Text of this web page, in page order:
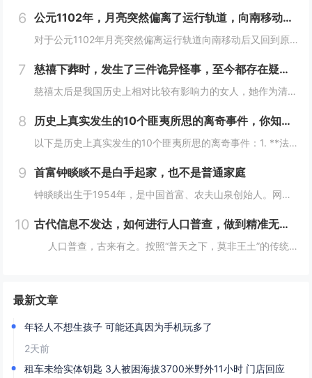
6 公元1102年，月亮突然偏离了运行轨道，向南移动，不久后又回到了原位这么离奇的事件你怎么看
对于公元1102年月亮突然偏离运行轨道向南移动后又回到原位这一事件，我们可以从科学和历史文化两个角度来分析：- **科学角度**：- **观测误差可能性**：古代的天文观测技术相对落后，缺乏高精度的观测仪器和科学的观测方法。人们对天体的观测...
7 慈禧下葬时，发生了三件诡异怪事，至今都存在疑虑！
慈禧太后是我国历史上相对比较有影响力的女人，她作为清朝末期的真正掌权者不仅用自己的实力证明了女人统治男人是很正常的事情而且还做了很多男人都想不到的决定。其实慈禧太后是我国历史上一个比较有争议的女人，也是一个影响历史的女人。慈禧太后作为清朝末...
8 历史上真实发生的10个匪夷所思的离奇事件，你知道几个？
以下是历史上真实发生的10个匪夷所思的离奇事件：1. **法国女子学校火灾事件**：2002年，沙特阿拉伯麦加的一所女子学校发生火灾，女学生们逃离时，在校门口巡逻的“宗教警察”竟以她们没有佩戴面纱、没穿伊斯兰传统服装为由阻止学生离开着火的教...
9 首富钟睒睒不是白手起家，也不是普通家庭
钟睒睒出生于1954年，是中国首富、农夫山泉创始人。网上都说钟睒睒是白手起家、普通家庭，但我不这么认为。你仔细看：背景：钟睒睒的父亲在浙东游击区做新闻宣传工作，建国后进入了《浙江日报》做编辑工作，还曾做过浙江人民广播电台政治宣传组负责人。钟...
10 古代信息不发达，如何进行人口普查，做到精准无误？折服古人智慧
人口普查，古来有之。按照“普天之下，莫非王土”的传统，将户籍统计纳入到细化准确这一办法，我国在世界历史上都属于遥遥领先者。那么在古代没有任何今天的完整统计技术，是怎么做到精确统计的呢？人口直接关系到兴...
最新文章
年轻人不想生孩子 可能还真因为手机玩多了
2天前
租车未给实体钥匙 3人被困海拔3700米野外11小时 门店回应